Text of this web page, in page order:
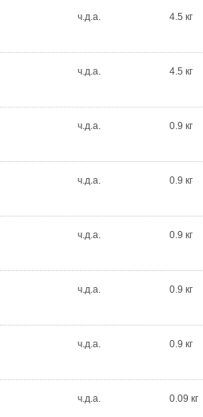
ч.д.а. 4.5 кг
ч.д.а. 4.5 кг
ч.д.а. 0.9 кг
ч.д.а. 0.9 кг
ч.д.а. 0.9 кг
ч.д.а. 0.9 кг
ч.д.а. 0.9 кг
ч.д.а. 0.09 кг